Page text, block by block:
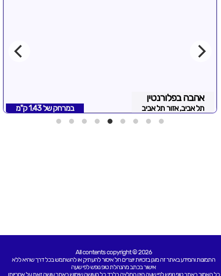
אהבה בפלורנטין
תל אביב, אזור תל אביב במרחק של 1.43 ק"מ
All contents copyright © 2026
התמונות והמידע באתר זה מוגן בזכויות יוצרים חל איסור להעתיק או להשתמש בכל דרך שהיא ללא
אישור בכתב מהנהלת טופ נופש לפי שעה
כל האמור באתר טופ נופש לפי שעה הינו המלצה בלבד. כל העושה שימוש באתר עושה זאת על אחריותו